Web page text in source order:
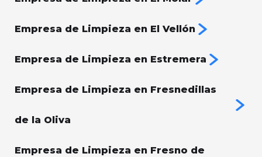
Empresa de Limpieza en El Vellón
Empresa de Limpieza en Estremera
Empresa de Limpieza en Fresnedillas
de la Oliva
Empresa de Limpieza en Fresno de